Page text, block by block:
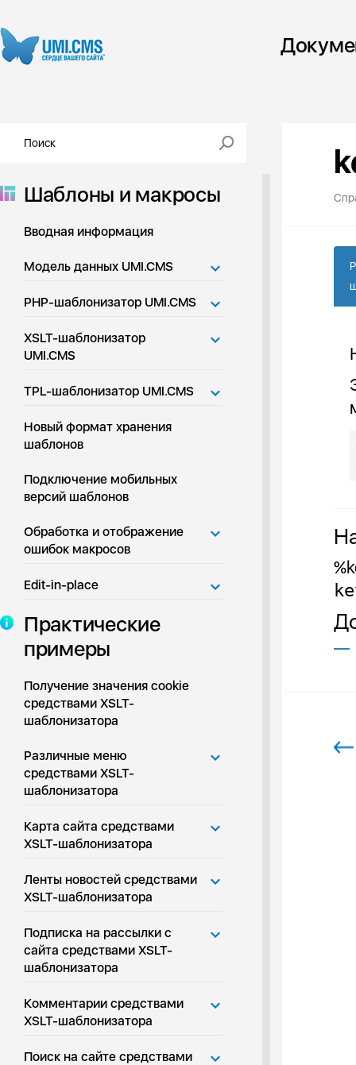
Шаблоны и макросы
Вводная информация
Модель данных UMI.CMS
PHP-шаблонизатор UMI.CMS
XSLT-шаблонизатор
UMI.CMS
TPL-шаблонизатор UMI.CMS
Новый формат хранения
шаблонов
Подключение мобильных
версий шаблонов
Обработка и отображение
ошибок макросов
Edit-in-place
Практические
примеры
Получение значения cookie
средствами XSLT-
шаблонизатора
Различные меню
средствами XSLT-
шаблонизатора
Карта сайта средствами
XSLT-шаблонизатора
Ленты новостей средствами
XSLT-шаблонизатора
Подписка на рассылки с
сайта средствами XSLT-
шаблонизатора
Комментарии средствами
XSLT-шаблонизатора
Поиск на сайте средствами